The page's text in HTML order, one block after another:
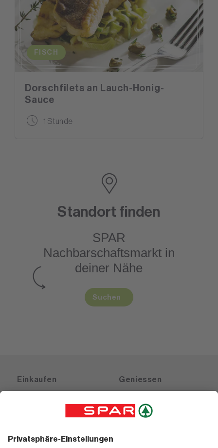
FISCH
Dorschfilets an Lauch-Honig-
Sauce
1 Stunde
Standort finden
SPAR
Nachbarschaftsmarktin
deiner Nähe
Suchen
Einkaufen
Gutscheine
Geniessen
Weinwelt
Bierwelt